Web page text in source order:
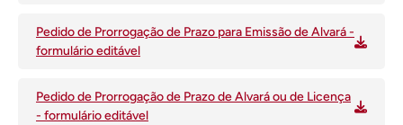
Pedido de Prorrogação de Prazo para Emissão de Alvará -
formulário editável
Pedido de Prorrogação de Prazo de Alvará ou de Licença
- formulário editável